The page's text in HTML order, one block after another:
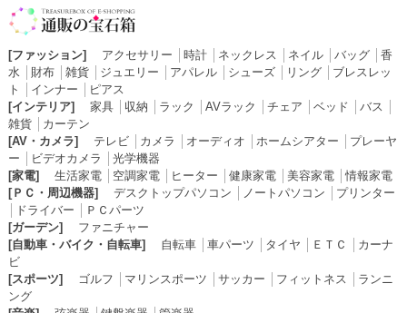
[ファッション] アクセサリー 時計│ ネックレス ネイル│ バッグ│ 香
水
財布│ 雑貨│ ジュエリー アパレル│ シューズ│ リング│ ブレスレッ
ト
インナー
ピアス
[インテリア]
家具│ 収納 ラック AVラック チェア ベッド バス
雑貨│ カーテン
[AV・カメラ]
テレビ│ カメラ オーディオ ホームシアター
プレーヤ
ー
ビデオカメラ
光学機器
[家電]
生活家電│ 空調家電│ ヒーター 健康家電│ 美容家電│情報家電
[ＰＣ・周辺機器]
デスクトップパソコン ノートパソコン
プリンター
ドライバー
ＰＣパーツ
[ガーデン]
ファニチャー
[自動車・バイク・自転車]
自転車│ 車パーツ タイヤ ＥＴＣ
カーナ
ビ
[スポーツ]
ゴルフ マリンスポーツ サッカー フィットネス
ランニ
ング